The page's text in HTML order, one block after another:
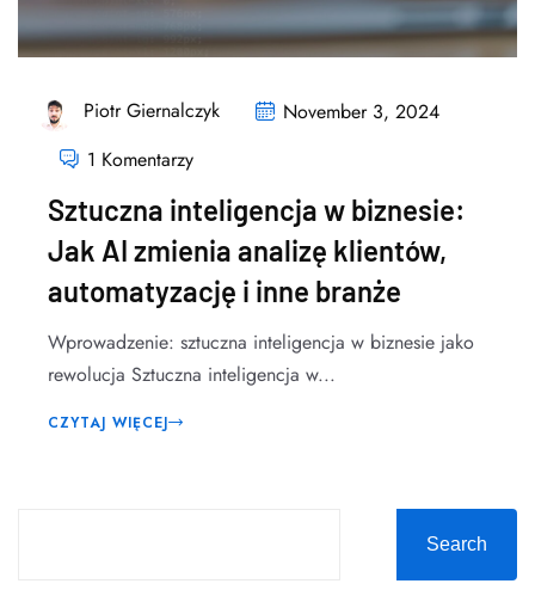
Piotr Giernalczyk
November 3, 2024
1 Komentarzy
Sztuczna inteligencja w biznesie:
Jak AI zmienia analizę klientów,
automatyzację i inne branże
Wprowadzenie: sztuczna inteligencja w biznesie jako
rewolucja Sztuczna inteligencja w...
CZYTAJ WIĘCEJ
Search